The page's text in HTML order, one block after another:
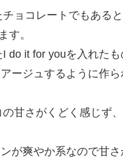
ョコレートでもあると
す。
do it for youを入れた
ージュするように作ら
甘さがくどく感じず
が爽やか系なので甘さ